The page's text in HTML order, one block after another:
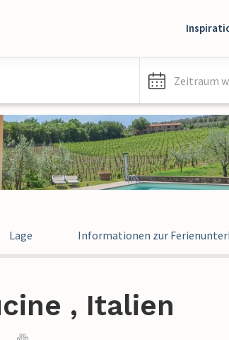
Zeitraum
Lage Informationen zur
, Italien